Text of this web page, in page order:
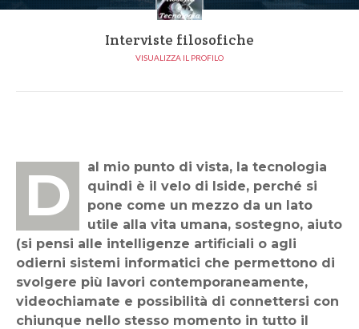
Interviste filosofiche
VISUALIZZA IL PROFILO
Dal mio punto di vista, la tecnologia
quindi è il velo di Iside, perché si
pone come un mezzo da un lato
utile alla vita umana, sostegno, aiuto
(si pensi alle intelligenze artificiali o agli
odierni sistemi informatici che permettono di
svolgere più lavori contemporaneamente,
videochiamate e possibilità di connettersi con
chiunque nello stesso momento in tutto il